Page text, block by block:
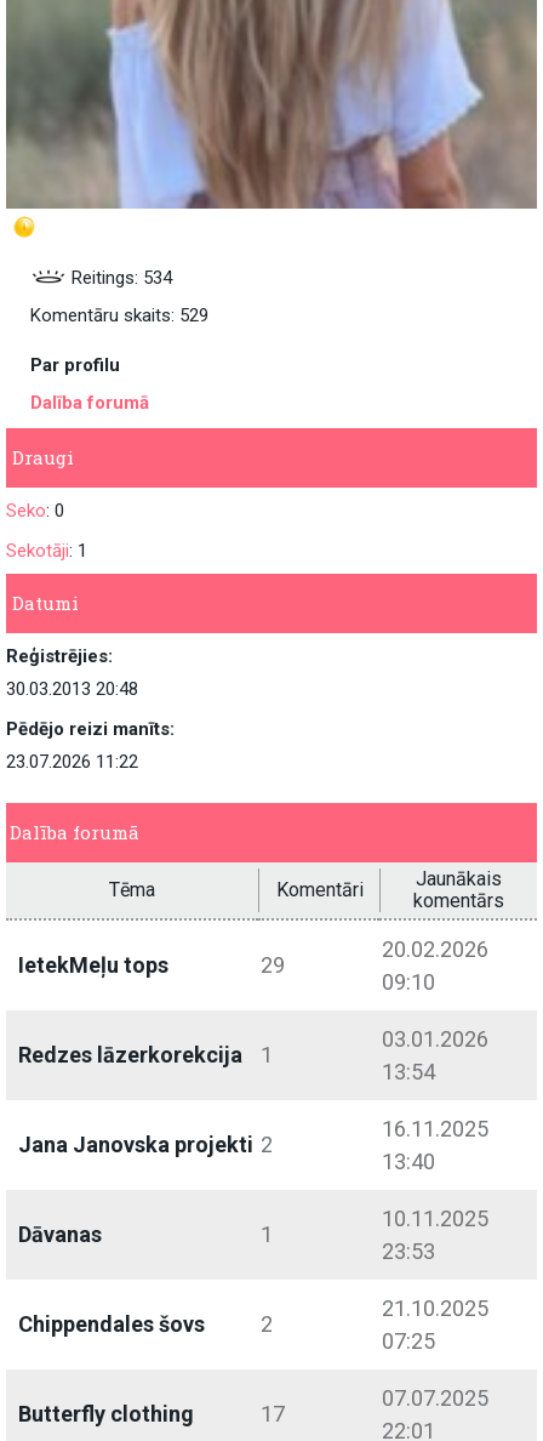
Reitings: 534
Komentāru skaits: 529
Par profilu
Dalība forumā
Draugi
Seko: 0
Sekotāji: 1
Datumi
Reģistrējies:
30.03.2013 20:48
Pēdējo reizi manīts:
23.07.2026 11:22
Dalība forumā
Tēma Komentāri
Jaunākais
komentārs
IetekMeļu tops 29
20.02.2026
09:10
Redzes lāzerkorekcija 1
03.01.2026
13:54
Jana Janovska projekti 2
16.11.2025
13:40
Dāvanas 1
10.11.2025
23:53
Chippendales šovs 2
21.10.2025
07:25
Butterfly clothing 17
07.07.2025
22:01